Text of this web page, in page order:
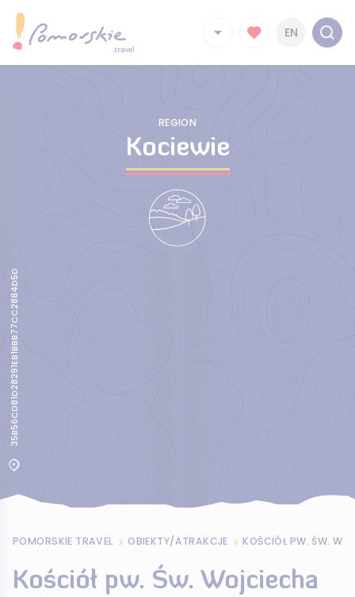
EN
REGION
Kociewie
35B56CD81D28291EB1BBB77CC2884D5D
POMORSKIE TRAVEL OBIEKTY/ATRAKCJE KOŚCIÓŁ PW. ŚW.
Kościół pw. Św. Wojciecha